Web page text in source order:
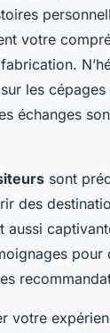
votre
les
échanges
sont
des
aussi
pour
votre